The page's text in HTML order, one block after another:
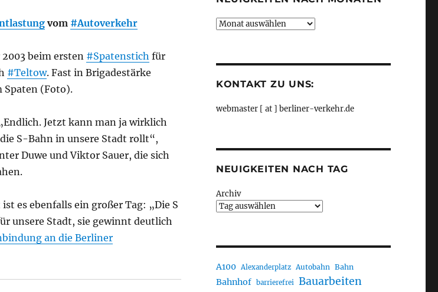
vom #Autoverkehr
2003 beim ersten #Spatenstich für
#Teltow. Fast in Brigadestärke
Spaten (Foto).
Jetzt kann man ja wirklich
S-Bahn in unsere Stadt rollt“,
Duwe und Viktor Sauer, die sich
es ebenfalls ein großer Tag: „Die S
unsere Stadt, sie gewinnt deutlich
an die Berliner
Neuigkeiten
KONTAKT ZU UNS:
webmaster [ at ] berliner-verkehr.de
NEUIGKEITEN NACH TAG
Archiv
A100 Alexanderplatz Autobahn Bahn
Bahnhof barrierefrei Bauarbeiten